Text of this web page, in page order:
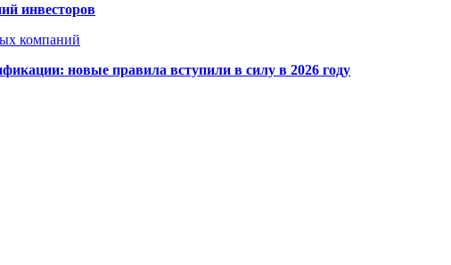
инвесторов
компаний
новые правила вступили в силу в 2026 году